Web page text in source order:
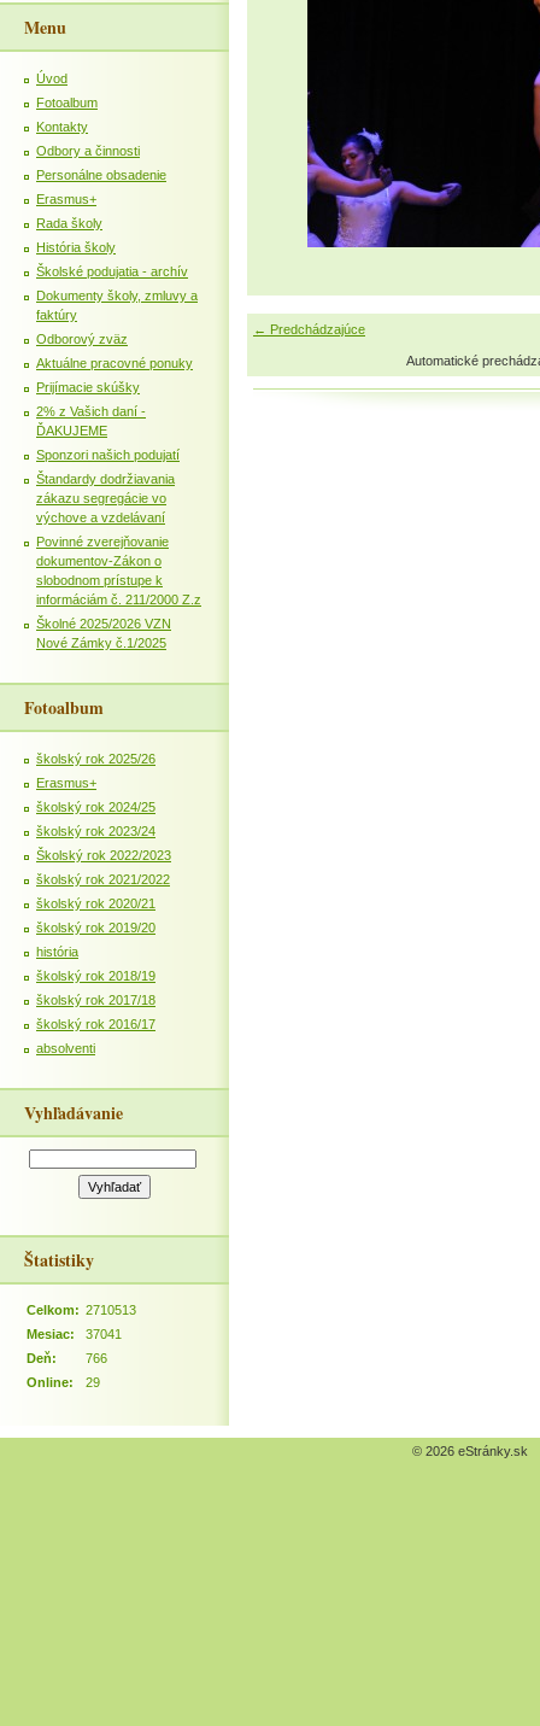
← Predchádzajúce
Automatické
Menu
Úvod
Fotoalbum
Kontakty
Odbory a činnosti
Personálne obsadenie
Erasmus+
Rada školy
História školy
Školské podujatia - archív
Dokumenty školy, zmluvy a
faktúry
Odborový zväz
Aktuálne pracovné ponuky
Prijímacie skúšky
2% z Vašich daní -
ĎAKUJEME
Sponzori našich podujatí
Štandardy dodržiavania
zákazu segregácie vo
výchove a vzdelávaní
Povinné zverejňovanie
dokumentov-Zákon o
slobodnom prístupe k
informáciám č. 211/2000 Z.z
Školné 2025/2026 VZN
Nové Zámky č.1/2025
Fotoalbum
školský rok 2025/26
Erasmus+
školský rok 2024/25
školský rok 2023/24
Školský rok 2022/2023
školský rok 2021/2022
školský rok 2020/21
školský rok 2019/20
história
školský rok 2018/19
školský rok 2017/18
školský rok 2016/17
absolventi
Vyhľadávanie
Štatistiky
Online: 29
Celkom: 2710513
Mesiac:
37041
Deň:
766
© 2026 eStránky.sk